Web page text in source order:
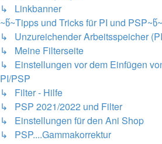
↳ Linkbanner
~წ~Tipps und Tricks für PI und PSP~წ~
↳ Unzureichender Arbeitsspeicher
↳ Meine Filterseite
↳ Einstellungen vor dem Einfügen
PI/PSP
↳ Filter - Hilfe
↳ PSP 2021/2022 und Filter
↳ Einstellungen für den Ani Shop
↳ PSP....Gammakorrektur